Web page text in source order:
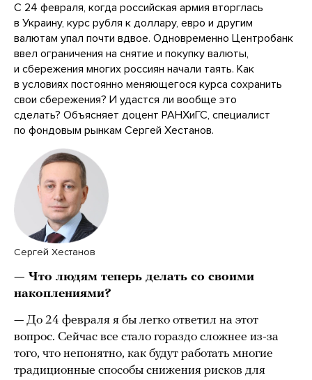
С 24 февраля, когда российская армия вторглась
в Украину, курс рубля к доллару, евро и другим
валютам упал почти вдвое. Одновременно Центробанк
ввел ограничения на снятие и покупку валюты,
и сбережения многих россиян начали таять. Как
в условиях постоянно меняющегося курса сохранить
свои сбережения? И удастся ли вообще это
сделать? Объясняет доцент РАНХиГС, специалист
по фондовым рынкам Сергей Хестанов.
Сергей Хестанов
— Что людям теперь делать со своими
накоплениями?
— До 24 февраля я бы легко ответил на этот
вопрос. Сейчас все стало гораздо сложнее из-за
того, что непонятно, как будут работать многие
традиционные способы снижения рисков для